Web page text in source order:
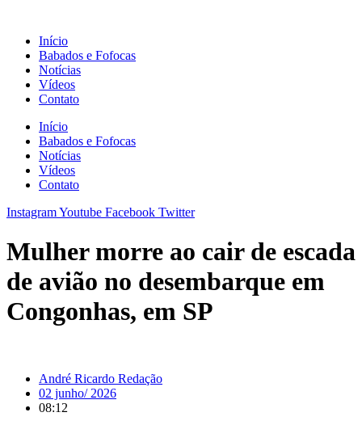
conteúdo
Início
Babados e Fofocas
Notícias
Vídeos
Contato
Início
Babados e Fofocas
Notícias
Vídeos
Contato
InstagramYoutube Facebook Twitter
Mulher morre ao cair de escada
de avião no desembarque em
Congonhas, em SP
André Ricardo Redação
02 junho/ 2026
08:12